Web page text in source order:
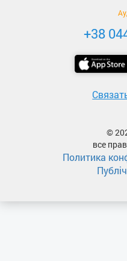
+38
©
все
Политика